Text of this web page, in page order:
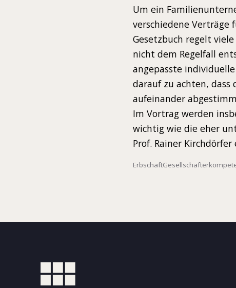
Um ein
verschiedene Verträge
Gesetzbuch regelt
nicht dem Regelfall
angepasste
darauf zu achten,
aufeinander
Im Vortrag werden
wichtig wie die eher
Prof. Rainer
Erbschaft